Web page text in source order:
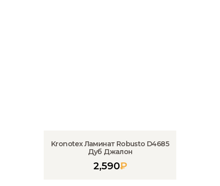
Kronotex Ламинат Robusto D4685
Дуб Джалон
2,590₽